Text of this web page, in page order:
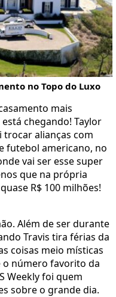
no Topo do Luxo
mais
chegando! Taylor
trocar alianças com
futebol americano, no
vai ser esse super
que na própria
R$ 100 milhões!
Além de ser durante
Travis tira férias da
coisas meio místicas
número favorito da
Weekly foi quem
sobre o grande dia.